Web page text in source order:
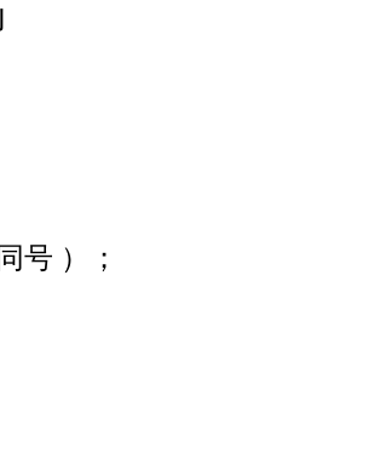
号 ）；